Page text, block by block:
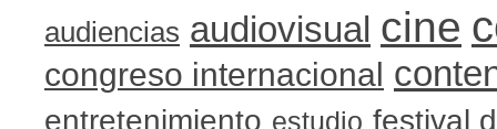
audiencias audiovisual cine
congreso internacional
entretenimiento estudio festival